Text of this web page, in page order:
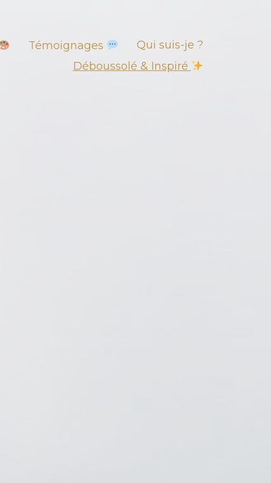
Témoignages
Qui suis-je ?
Déboussolé & Inspiré